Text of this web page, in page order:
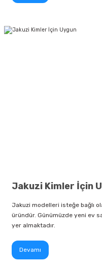
Jakuzi Kimler İçin
Jakuzi modelleri isteğe bağlı
üründür. Günümüzde yeni ev
yer almaktadır.
Devamı